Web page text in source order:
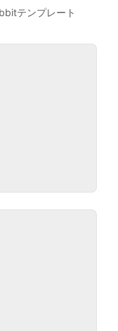
テンプレート